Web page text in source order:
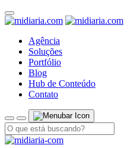
Agência
Soluções
Portfólio
Blog
Hub de Conteúdo
Contato